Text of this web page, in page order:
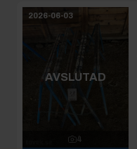
2026-06-03
AVSLUTAD
4